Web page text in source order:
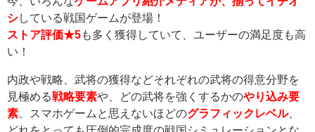
シしている戦国ゲームが登場！
ストア評価★5も多く獲得していて、ユーザーの満足度も高
い！
内政や戦略、武将の獲得などそれぞれの武将の得意分野を
見極める戦略要素や、どの武将を強くするかのやり込み要
素 、スマホゲームと思えないほどのグラフィックレベル、